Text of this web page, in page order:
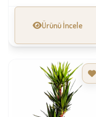
Ürünü İncele